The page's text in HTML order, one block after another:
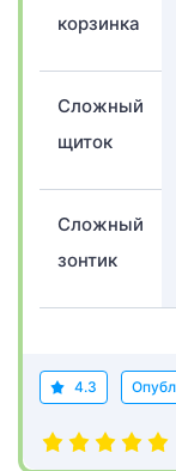
корзинка
Сложный
щиток
Сложный
зонтик
4.3